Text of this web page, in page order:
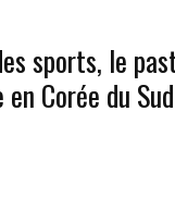
sports, le
Corée du Sud